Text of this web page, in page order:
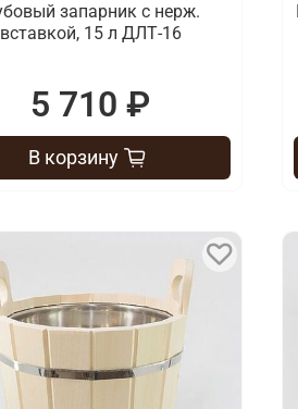
запарник с нерж.
вставкой, 15 л ДЛТ-16
5 710 ₽
В корзину